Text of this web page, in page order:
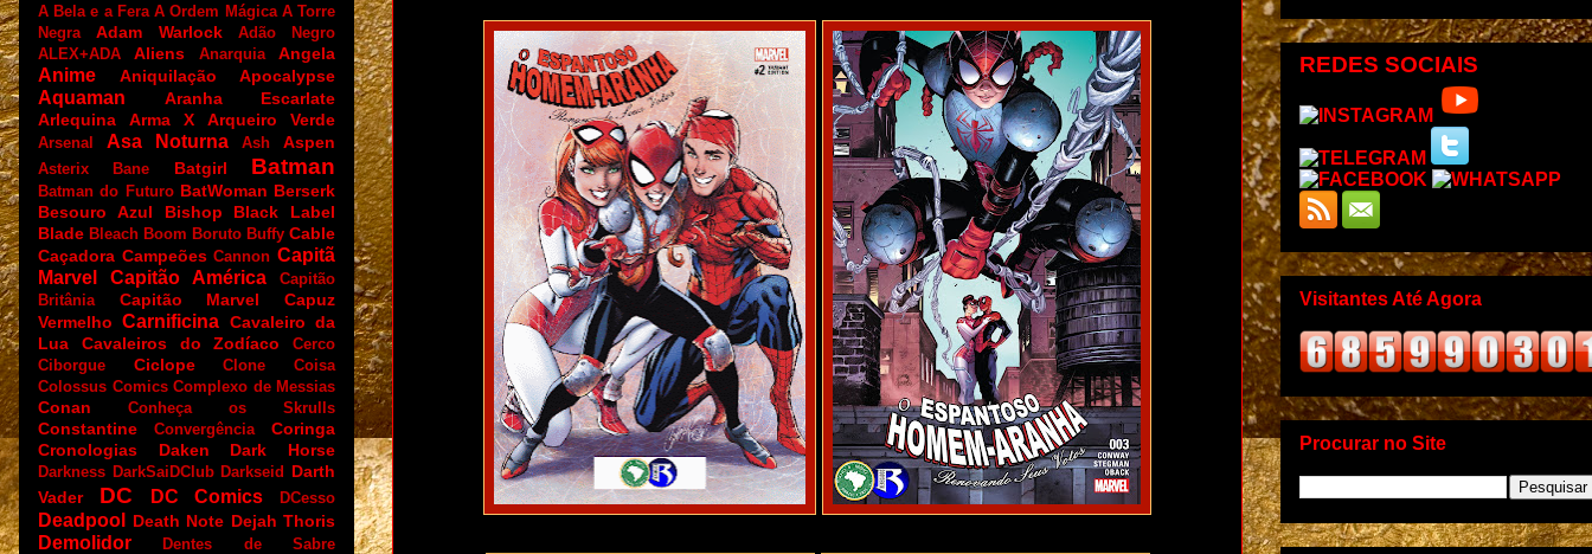
A Bela e a Fera A Ordem Mágica A Torre
Negra
Adam Warlock
Adão Negro
ALEX+ADA
Aliens Anarquia Angela
Anime Aniquilação Apocalypse
Aquaman
Aranha Escarlate
Arlequina
Arma X Arqueiro Verde
Arsenal Asa Noturna Ash Aspen
Asterix Bane Batgirl Batman
Batman do Futuro BatWoman Berserk
Besouro Azul
Bishop
Black Label
Blade Bleach Boom Boruto Buffy Cable
Caçadora Campeões Cannon Capitã
Marvel
Capitão América
Capitão
Britânia
Capitão Marvel
Capuz
Vermelho Carnificina Cavaleiro da
Lua
Cavaleiros do Zodíaco
Cerco
Ciborgue
Ciclope Clone
Coisa
Colossus Comics Complexo de Messias
Conan Conheça os Skrulls
Constantine Convergência
Coringa
Cronologias
Daken Dark Horse
Darkness DarkSaiDClub Darkseid Darth
Vader
DC DC Comics DCesso
Deadpool Death Note Dejah Thoris
Demolidor
Dentes de Sabre
REDES SOCIAIS
Visitantes Até Agora
Procurar no Site